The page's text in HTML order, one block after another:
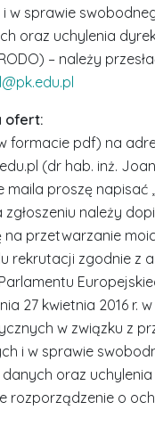
w sprawie
oraz uchylenia
– należy
ofert:
formacie pdf) na
(dr hab. inż.
maila proszę napisać
zgłoszeniu należy
na przetwarzanie
rekrutacji zgodnie z
27 kwietnia 2016 r.
w związku z
i w sprawie
danych oraz
rozporządzenie o